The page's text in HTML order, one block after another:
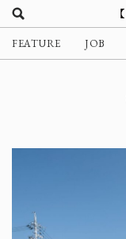
FEATURE JOB